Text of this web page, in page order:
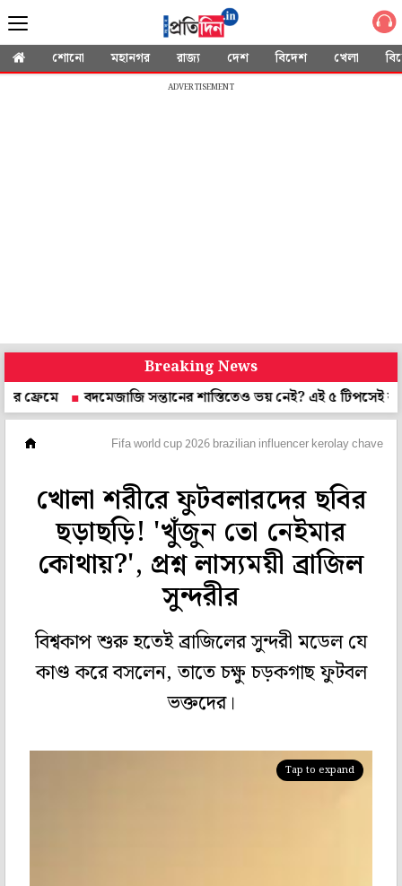
শোনো মহানগর রাজ্য দেশ বিদেশ খেলা
ADVERTISEMENT
Breaking News
সন্তানের শাস্তিতেও ভয় নেই? এই ৫ টিপসেই বদলাবে খুদের
Fifa world cup 2026 brazilian influencer kerolay chaves
খোলা শরীরে ফুটবলারদের ছবির
ছড়াছড়ি! 'খুঁজুন তো নেইমার
কোথায়?', প্রশ্ন লাস্যময়ী ব্রাজিল
সুন্দরীর
বিশ্বকাপ শুরু হতেই ব্রাজিলের সুন্দরী মডেল যে
কাণ্ড করে বসলেন, তাতে চক্ষু চড়কগাছ ফুটবল
ভক্তদের।
Tap to expand